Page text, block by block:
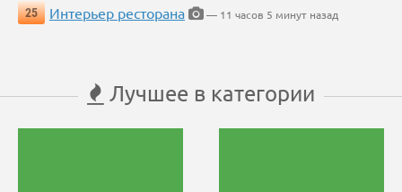
25
Интерьер ресторана — 11 часов 5 минут назад
Лучшее в категории